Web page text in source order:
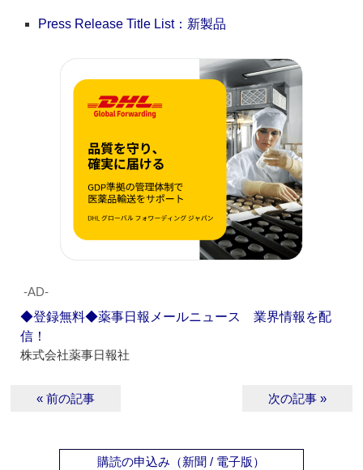
Press Release Title List：新製品
‐AD‐
◆登録無料◆薬事日報メールニュース 業界情報を配
信！
株式会社薬事日報社
« 前の記事 次の記事 »
購読の申込み（新聞 / 電子版）